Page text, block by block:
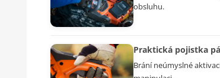
obsluhu.
Praktická pojistka
Brání neúmyslné